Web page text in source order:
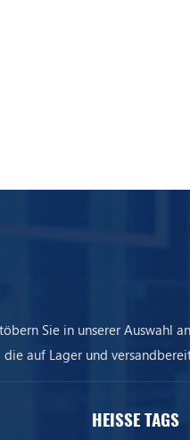
Sie in unserer Auswahl
die auf Lager und
unsere Ausrüstung sorgt
HEISSE TAGS